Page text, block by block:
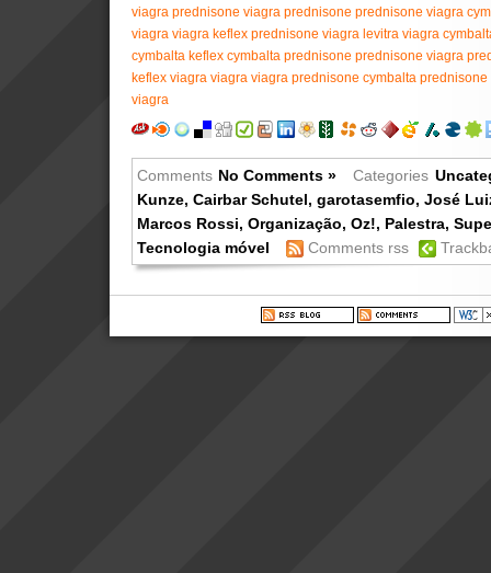
viagra prednisone viagra prednisone prednisone viagra
viagra viagra keflex prednisone viagra levitra viagra
cymbalta keflex cymbalta prednisone prednisone viagra
keflex viagra viagra viagra prednisone cymbalta prednisone
viagra
Comments No Comments » Categories
Kunze, Cairbar Schutel, garotasemfio, José
Marcos Rossi, Organização, Oz!, Palestra,
Tecnologia móvel
Comments rss